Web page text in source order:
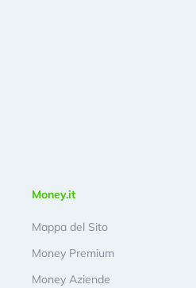
Money.it
Mappa del Sito
Money Premium
Money Aziende